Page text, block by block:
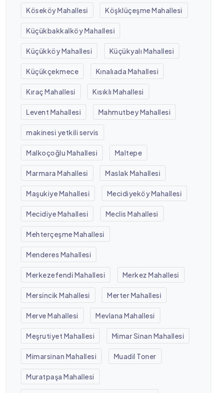
Köseköy Mahallesi Köşklüçeşme Mahallesi
Küçükbakkalköy Mahallesi
Küçükköy Mahallesi Küçükyalı Mahallesi
Küçükçekmece Kınalıada Mahallesi
Kıraç Mahallesi Kısıklı Mahallesi
Levent Mahallesi Mahmutbey Mahallesi
makinesi yetkili servis
Malkoçoğlu Mahallesi Maltepe
Marmara Mahallesi Maslak Mahallesi
Maşukiye Mahallesi Mecidiyeköy Mahallesi
Mecidiye Mahallesi Meclis Mahallesi
Mehterçeşme Mahallesi
Menderes Mahallesi
Merkezefendi Mahallesi Merkez Mahallesi
Mersincik Mahallesi Merter Mahallesi
Merve Mahallesi Mevlana Mahallesi
Meşrutiyet Mahallesi Mimar Sinan Mahallesi
Mimarsinan Mahallesi Muadil Toner
Muratpaşa Mahallesi